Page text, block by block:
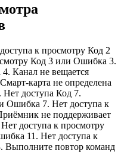
к просмотру Код 2
Код 3 или Ошибка 3.
Канал не вещается
карта не определена
доступа Код 7.
Ошибка 7. Нет доступа к
не поддерживает
доступа к просмотру
11. Нет доступа к
Выполните повтор команд